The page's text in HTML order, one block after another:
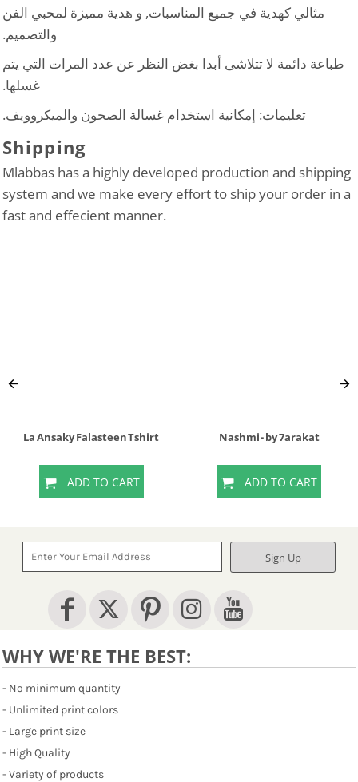
مثالي كهدية في جميع المناسبات, و هدية مميزة لمحبي الفن
والتصميم.
طباعة دائمة لا تتلاشى أبدا بغض النظر عن عدد المرات التي يتم
غسلها.
تعليمات: إمكانية استخدام غسالة الصحون والميكروويف.
Shipping
Mlabbas has a highly developed production and shipping
system and we make every effort to ship your order in a
fast and effecient manner.
La Ansaky Falasteen Tshirt
ADD TO CART
Nashmi - by 7arakat
ADD TO CART
Sign Up
WHY WE'RE THE BEST:
- No minimum quantity
- Unlimited print colors
- Large print size
- High Quality
- Variety of products